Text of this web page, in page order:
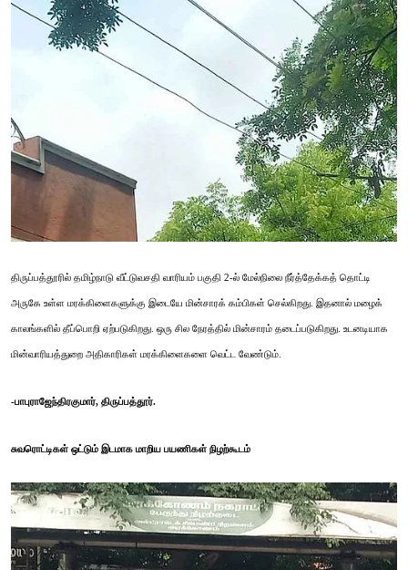
திருப்பத்தூரில் தமிழ்நாடு வீட்டுவசதி வாரியம் பகுதி 2-ல் மேல்நிலை நீர்த்தேக்கத் தொட்டி
அருகே உள்ள மரக்கிளைகளுக்கு இடையே மின்சாரக் கம்பிகள் செல்கிறது. இதனால் மழைக்
காலங்களில் தீப்பொறி ஏற்படுகிறது. ஒரு சில நேரத்தில் மின்சாரம் தடைப்படுகிறது. உடனடியாக
மின்வாரியத்துறை அதிகாரிகள் மரக்கிளைகளை வெட்ட வேண்டும்.
-பாபுராஜேந்திரகுமார், திருப்பத்தூர்.
சுவரொட்டிகள் ஒட்டும் இடமாக மாறிய பயணிகள் நிழற்கூடம்